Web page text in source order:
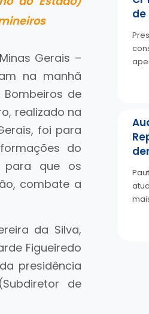
Gerais –
na manhã
de
realizado na
foi para
do
para que os
combate a
da Silva,
Figueiredo
presidência
de
de